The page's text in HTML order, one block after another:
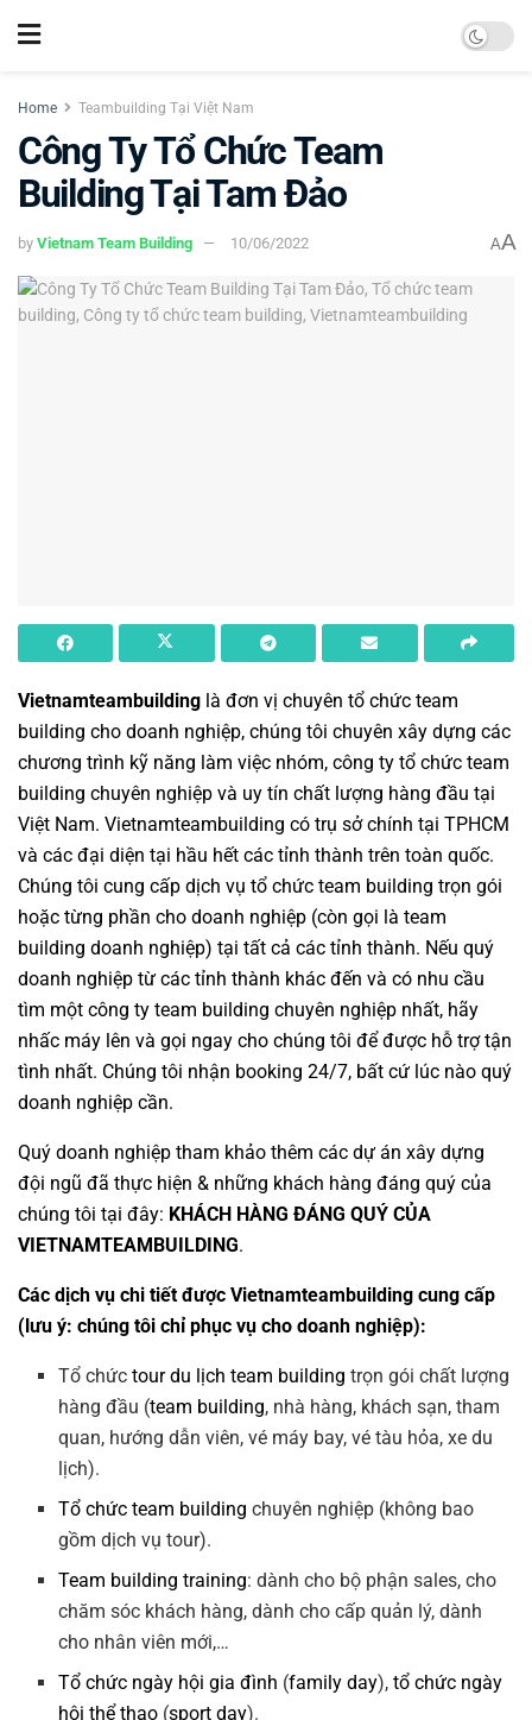
Home Teambuilding Tại Việt Nam
Công Ty Tổ Chức Team
Building Tại Tam Đảo
by Vietnam Team Building 10/06/2022 AA
Vietnamteambuilding là đơn vị chuyên tổ chức team
building cho doanh nghiệp, chúng tôi chuyên xây dựng các
chương trình kỹ năng làm việc nhóm, công ty tổ chức team
building chuyên nghiệp và uy tín chất lượng hàng đầu tại
Việt Nam. Vietnamteambuilding có trụ sở chính tại TPHCM
và các đại diện tại hầu hết các tỉnh thành trên toàn quốc.
Chúng tôi cung cấp dịch vụ tổ chức team building trọn gói
hoặc từng phần cho doanh nghiệp (còn gọi là team
building doanh nghiệp) tại tất cả các tỉnh thành. Nếu quý
doanh nghiệp từ các tỉnh thành khác đến và có nhu cầu
tìm một công ty team building chuyên nghiệp nhất, hãy
nhấc máy lên và gọi ngay cho chúng tôi để được hỗ trợ tận
tình nhất. Chúng tôi nhận booking 24/7, bất cứ lúc nào quý
doanh nghiệp cần.
Quý doanh nghiệp tham khảo thêm các dự án xây dựng
đội ngũ đã thực hiện & những khách hàng đáng quý của
chúng tôi tại đây: KHÁCH HÀNG ĐÁNG QUÝ CỦA
VIETNAMTEAMBUILDING.
Các dịch vụ chi tiết được Vietnamteambuilding cung cấp
(lưu ý: chúng tôi chỉ phục vụ cho doanh nghiệp):
Tổ chứctour du lịch team building trọn gói chất lượng
hàng đầu (team building, nhà hàng, khách sạn, tham
quan, hướng dẫn viên, vé máy bay, vé tàu hỏa, xe du
lịch).
Tổ chức team building chuyên nghiệp (không bao
gồm dịch vụ tour).
Team building training: dành cho bộ phận sales, cho
chăm sóc khách hàng, dành cho cấp quản lý, dành
cho nhân viên mới,…
Tổ chức ngày hội gia đình (family day),tổ chức ngày
hội thể thao (sport day).